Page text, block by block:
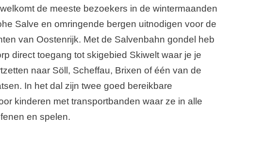
de meeste bezoekers in de wintermaanden
Salve en omringende bergen uitnodigen voor de
van Oostenrijk. Met de Salvenbahn gondel heb
direct toegang tot skigebied Skiwelt waar je je
naar Söll, Scheffau, Brixen of één van de
In het dal zijn twee goed bereikbare
kinderen met transportbanden waar ze in alle
en spelen.